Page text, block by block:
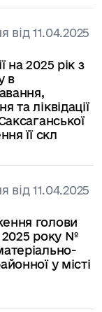
11.04.2025
на 2025 рік з
в
та ліквідації
її скл
11.04.2025
голови
2025 року №
у місті